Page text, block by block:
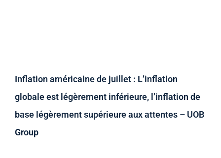
Inflation américaine de juillet : L’inflation
globale est légèrement inférieure, l’inflation de
base légèrement supérieure aux attentes – UOB
Group